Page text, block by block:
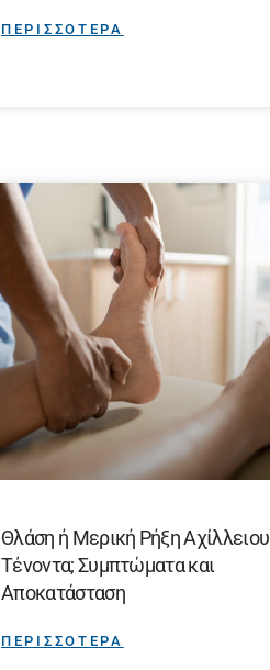
ΠΕΡΙΣΣΟΤΕΡΑ
Θλάση ή Μερική Ρήξη Αχίλλειου
Τένοντα; Συμπτώματα και
Αποκατάσταση
ΠΕΡΙΣΣΟΤΕΡΑ